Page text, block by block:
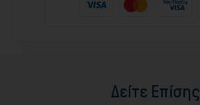
Δείτε Επίσης